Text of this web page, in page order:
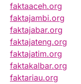
faktaaceh.org
faktajambi.org
faktajabar.org
faktajateng.org
faktajatim.org
faktakalbar.org
faktariau.org